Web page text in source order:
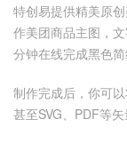
特创易提供精美原
作美团商品主图，
分钟在线完成黑色
制作完成后，你可
甚至SVG、PDF等矢